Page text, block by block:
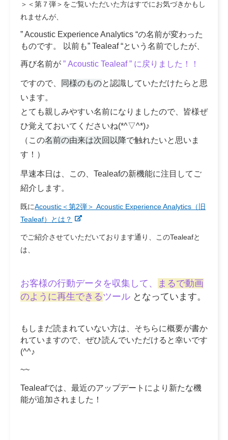
＞＜第７弾＞ をご覧いただいた方はすでにお気づきかもし
れませんが、
” Acoustic Experience Analytics “の名前が変わった
ものです。 以前も” Tealeaf “という名前でしたが、
再び名前が ” Acoustic Tealeaf ” に戻りました！！
ですので、 同様のものと認識していただけたらと思
います。
とても親しみやすい名前になりましたので、皆様ぜ
ひ覚えておいてくださいね(*^▽^*)♪
（この名前の由来は次回以降で触れたいと思いま
す！）
早速本日は、この、 Tealeafの新機能に注目してご
紹介します。
既にAcoustic＜第2弾＞ Acoustic Experience Analytics（旧
Tealeaf）とは？
でご紹介させていただいております通り、このTealeafと
は、
お客様の行動データを収集して、
まるで動画
のように再生できるツール となっています。
もしまだ読まれていない方は、そちらに概要が書か
れていますので、ぜひ読んでいただけると幸いです
(^^♪
~~
Tealeafでは、最近のアップデートにより 新たな機
能が追加されました！